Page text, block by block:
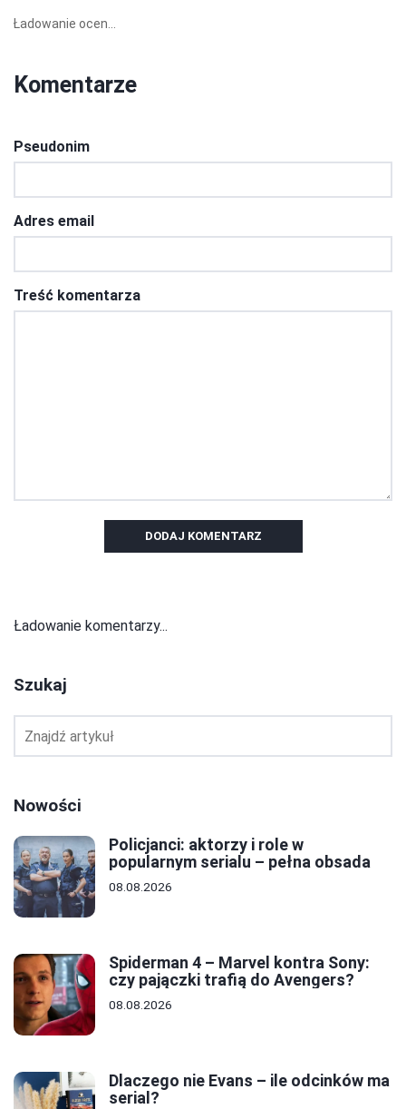
Ładowanie ocen...
Komentarze
Pseudonim
Adres email
Treść komentarza
DODAJ KOMENTARZ
Ładowanie komentarzy...
Szukaj
Nowości
Policjanci: aktorzy i role w
popularnym serialu – pełna obsada
08.08.2026
Spiderman 4 – Marvel kontra Sony:
czy pajączki trafią do Avengers?
08.08.2026
Dlaczego nie Evans – ile odcinków ma
serial?